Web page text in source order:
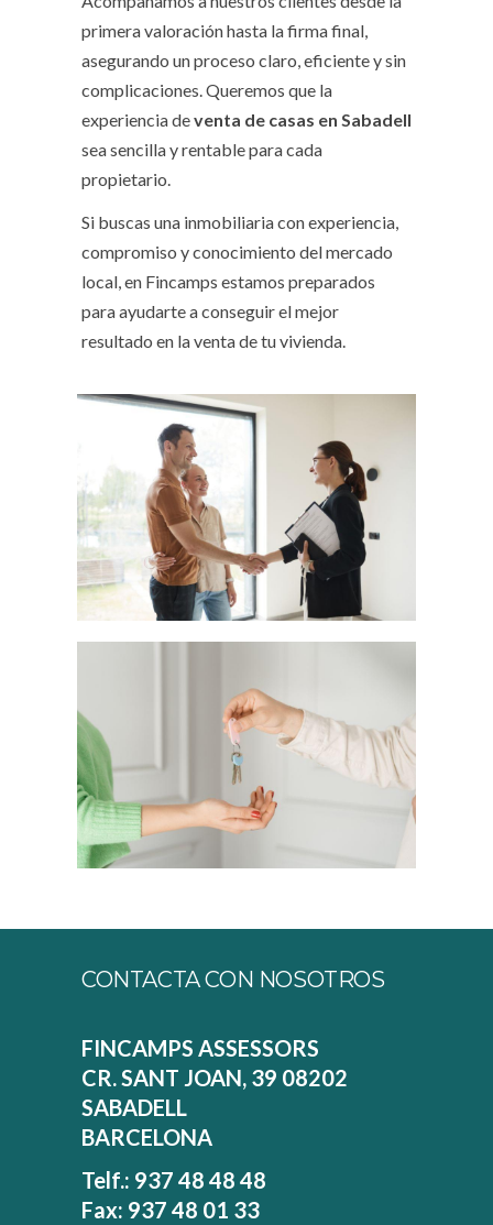
primera valoración hasta la firma final,
asegurando un proceso claro, eficiente y sin
complicaciones. Queremos que la
experiencia deventa de casas en Sabadell
sea sencilla y rentable para cada
propietario.
Si buscas una inmobiliaria con experiencia,
compromiso y conocimiento del mercado
local, en Fincamps estamos preparados
para ayudarte a conseguir el mejor
resultado en la venta de tu vivienda.
CONTACTA CON NOSOTROS
FINCAMPS ASSESSORS
CR. SANT JOAN, 39 08202
SABADELL
BARCELONA
Telf.: 937 48 48 48
Fax: 937 48 01 33